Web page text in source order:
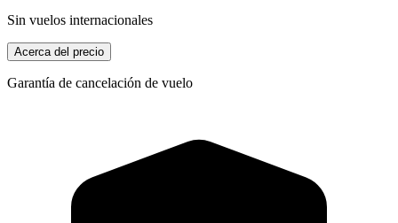
Sin vuelos internacionales
Acerca del precio
Garantía de cancelación de vuelo